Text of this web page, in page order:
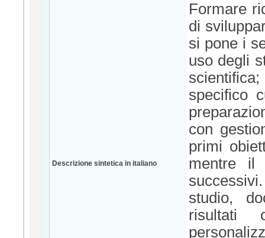
Descrizione sintetica in italiano
Formare
di
si pone i
uso degli
specifico
con
primi
mentre il
studio,
risultati